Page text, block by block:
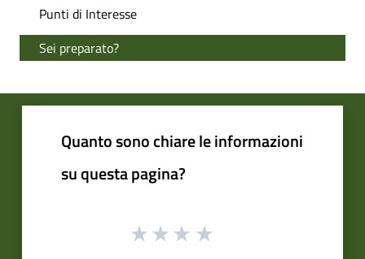
Punti di Interesse
Sei preparato?
Quanto sono chiare le informazioni
su questa pagina?